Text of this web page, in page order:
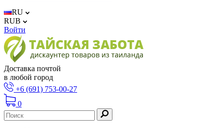
RU
RUB
Войти
Доставка почтой
в любой город
+6 (691) 753-00-27
0